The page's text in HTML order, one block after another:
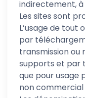
indirectement,
Les sites sont
L’usage de tout
par
transmission ou
supports et par
que pour usage
non